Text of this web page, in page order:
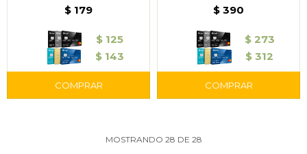
$ 179
$ 125
$ 143
$ 390
$ 273
$ 312
MOSTRANDO 28 DE 28